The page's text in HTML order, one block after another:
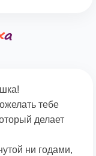
тебе
делает
ни годами,